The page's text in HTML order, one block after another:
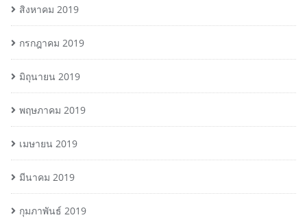
สิงหาคม 2019
กรกฎาคม 2019
มิถุนายน 2019
พฤษภาคม 2019
เมษายน 2019
มีนาคม 2019
กุมภาพันธ์ 2019